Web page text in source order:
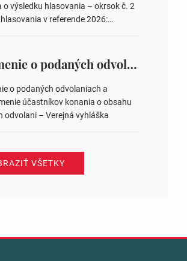
v nich 4. Schválenie odpredaja
pozemku –…
o výsledku hlasovania – okrsok č. 2
v referende 2026:
Oznámenie o podaných odvolaniach a upovedomenie účastníkov konania o obsahu podaných odvolani – Verejná vyhláška
o podaných odvolaniach a
účastníkov konania o obsahu
odvolani – Verejná vyhláška
VŠETKY